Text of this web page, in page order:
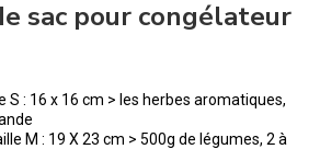
sac pour congélateur
S : 16 x 16 cm > les herbes aromatiques,
M : 19 X 23 cm > 500g de légumes, 2 à